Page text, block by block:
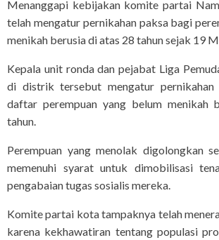
Menanggapi kebijakan komite partai
telah mengatur pernikahan paksa bagi
menikah berusia di atas 28 tahun sejak 19
Kepala unit ronda dan pejabat Liga
di distrik tersebut mengatur pernikahan
daftar perempuan yang belum menikah
tahun.
Perempuan yang menolak digolongkan
memenuhi syarat untuk dimobilisasi
pengabaian tugas sosialis mereka.
Komite partai kota tampaknya telah
karena kekhawatiran tentang populasi